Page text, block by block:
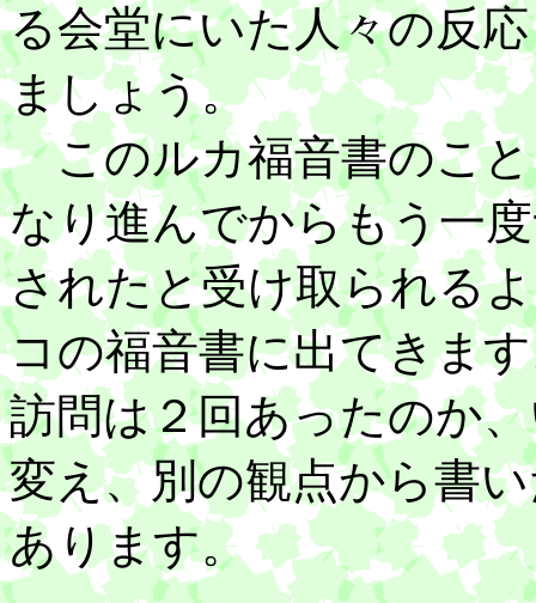
る会堂にいた人々の反
ましょう。
このルカ福音書のこと
なり進んでからもう一
されたと受け取られる
コの福音書に出てきま
訪問は２回あったのか
変え、別の観点から書
あります。